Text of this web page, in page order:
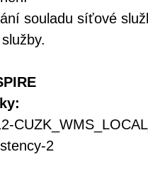
souladu síťové
2